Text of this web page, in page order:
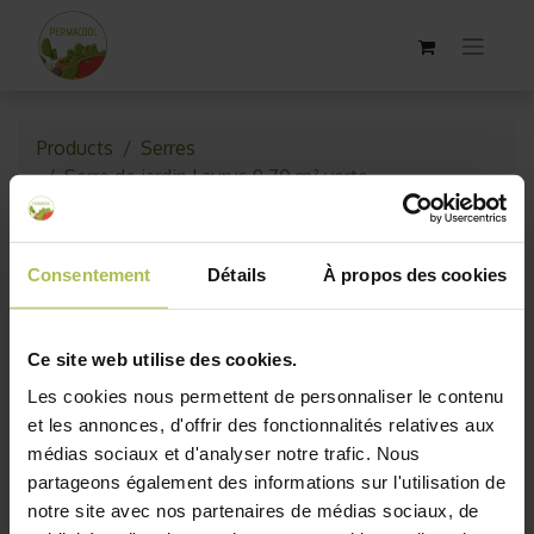
Consentement Détails À propos des cookies
Ce site web utilise des cookies.
Les cookies nous permettent de personnaliser le contenu
et les annonces, d'offrir des fonctionnalités relatives aux
médias sociaux et d'analyser notre trafic. Nous
partageons également des informations sur l'utilisation de
notre site avec nos partenaires de médias sociaux, de
Products
Serres
Serre de jardin Laurus 9,70 m² verte
Bientôt dispo !